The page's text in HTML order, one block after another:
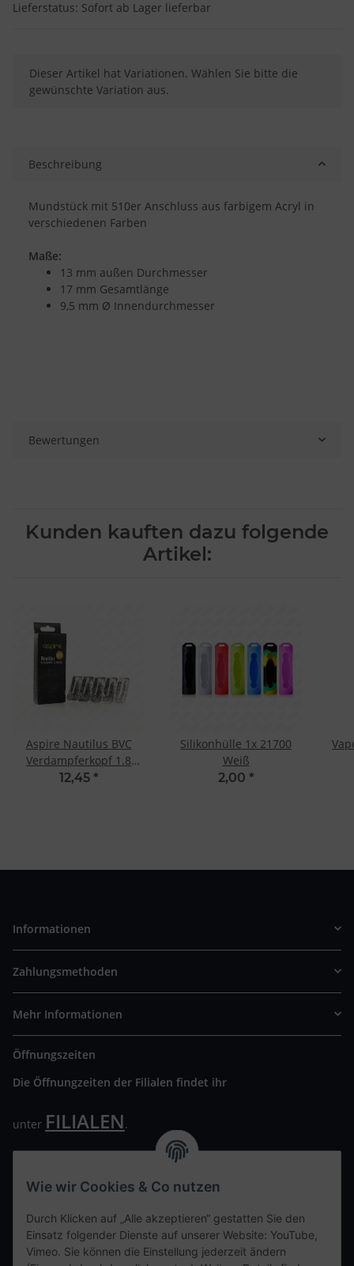
Lieferstatus: Sofort ab Lager lieferbar
x
Dieser Artikel hat Variationen. Wählen Sie bitte die
gewünschte Variation aus.
Beschreibung
Mundstück mit 510er Anschluss aus farbigem Acryl in
verschiedenen Farben
Maße:
13 mm außen Durchmesser
17 mm Gesamtlänge
9,5 mm Ø Innendurchmesser
Bewertungen
Kunden kauften dazu folgende
Artikel:
Aspire Nautilus BVC
Verdampferkopf 1.8
Ohm (5 Stk.)
12,45 *
Silikonhülle 1x 21700
Weiß
2,00 *
Informationen
Zahlungsmethoden
Mehr Informationen
Öffnungszeiten
Die Öffnungzeiten der Filialen findet ihr
unter FILIALEN.
Wir freuen uns auf Euren Besuch. Bitte beachtet die
Kontaktdaten
Wie wir Cookies & Co nutzen
Durch Klicken auf „Alle akzeptieren“ gestatten Sie den
Einsatz folgender Dienste auf unserer Website: YouTube,
Vimeo. Sie können die Einstellung jederzeit ändern